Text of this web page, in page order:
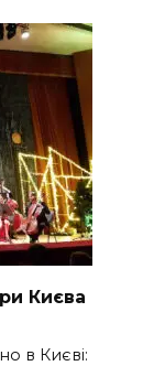
Києва
в Києві: